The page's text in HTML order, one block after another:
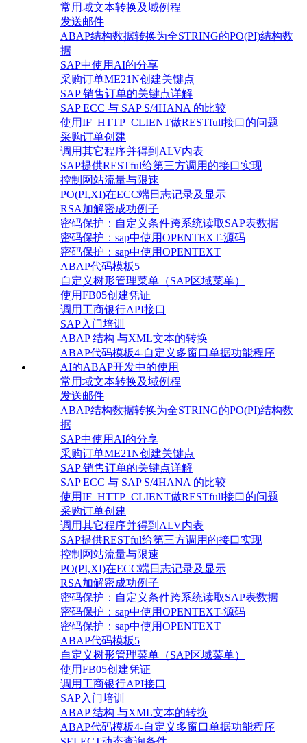
常用域文本转换及域例程
发送邮件
ABAP结构数据转换为全STRING的PO(PI)结构数
据
SAP中使用AI的分享
采购订单ME21N创建关键点
SAP 销售订单的关键点详解
SAP ECC 与 SAP S/4HANA 的比较
使用IF_HTTP_CLIENT做RESTfull接口的问题
采购订单创建
调用其它程序并得到ALV内表
SAP提供RESTful给第三方调用的接口实现
控制网站流量与限速
PO(PI,XI)在ECC端日志记录及显示
RSA加解密成功例子
密码保护：自定义条件跨系统读取SAP表数据
密码保护：sap中使用OPENTEXT-源码
密码保护：sap中使用OPENTEXT
ABAP代码模板5
自定义树形管理菜单（SAP区域菜单）
使用FB05创建凭证
调用工商银行API接口
SAP入门培训
ABAP 结构 与XML文本的转换
ABAP代码模板4-自定义多窗口单据功能程序
AI的ABAP开发中的使用
常用域文本转换及域例程
发送邮件
ABAP结构数据转换为全STRING的PO(PI)结构数
据
SAP中使用AI的分享
采购订单ME21N创建关键点
SAP 销售订单的关键点详解
SAP ECC 与 SAP S/4HANA 的比较
使用IF_HTTP_CLIENT做RESTfull接口的问题
采购订单创建
调用其它程序并得到ALV内表
SAP提供RESTful给第三方调用的接口实现
控制网站流量与限速
PO(PI,XI)在ECC端日志记录及显示
RSA加解密成功例子
密码保护：自定义条件跨系统读取SAP表数据
密码保护：sap中使用OPENTEXT-源码
密码保护：sap中使用OPENTEXT
ABAP代码模板5
自定义树形管理菜单（SAP区域菜单）
使用FB05创建凭证
调用工商银行API接口
SAP入门培训
ABAP 结构 与XML文本的转换
ABAP代码模板4-自定义多窗口单据功能程序